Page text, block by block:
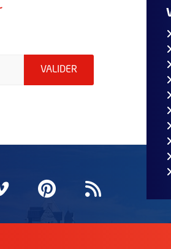
indiquez votre email (champ
VALIDER ENVOYER MA
fenêtrefenêtre
une nouvelle fenêtre
Vimeo
, Ouvre une nouvelle
Pinterest
, Ouvre une
Flux RSS